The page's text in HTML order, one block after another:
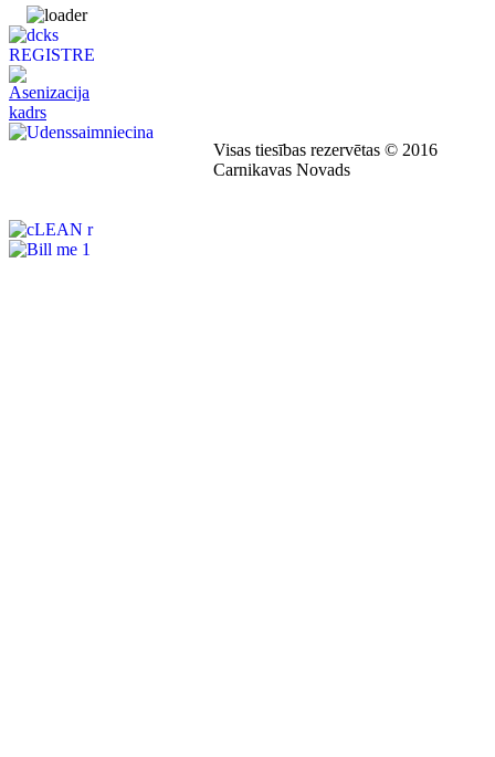
Visas tiesības rezervētas © 2016
Carnikavas Novads